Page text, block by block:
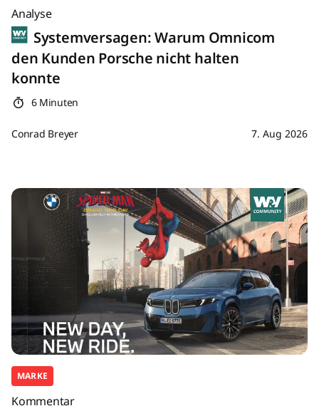
Analyse
Systemversagen: Warum Omnicom
den Kunden Porsche nicht halten
konnte
6 Minuten
Conrad Breyer 7. Aug 2026
MARKE
Kommentar